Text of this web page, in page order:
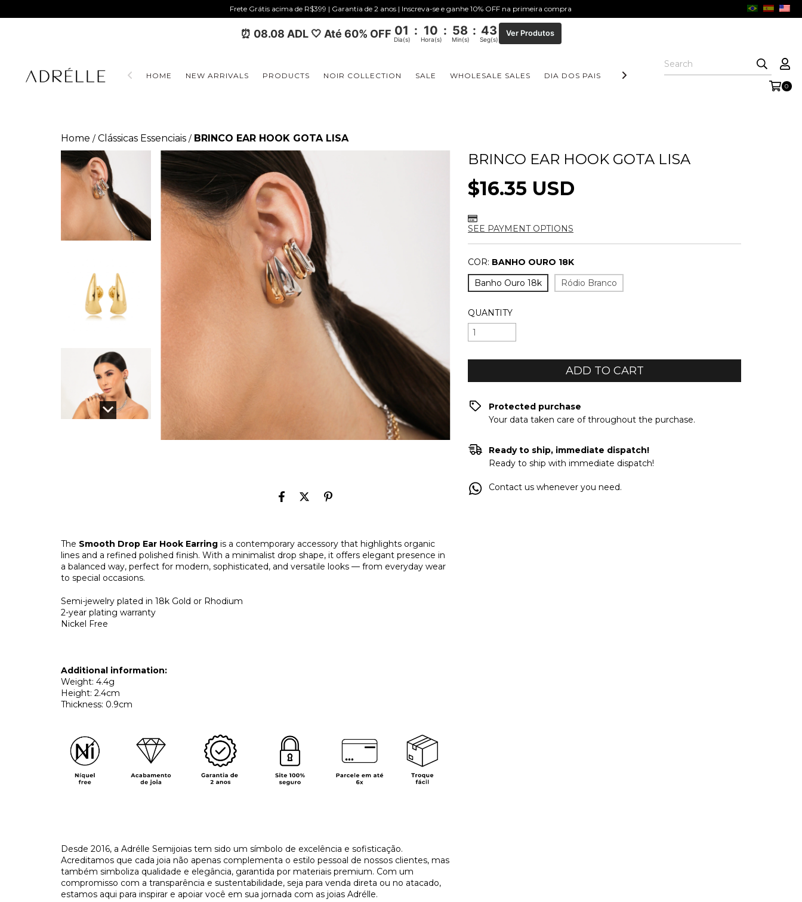
Frete Grátis acima de R$399 | Garantia de 2 anos | Inscreva-se e ganhe 10% OFF na primeira compra
⏰ 08.08 ADL 🤍 Até 60% OFF 01 : 10 : 58 : 43
Dia(s) Hora(s) Min(s) Seg(s)
Ver Produtos
HOME NEW ARRIVALS PRODUCTS NOIR COLLECTION SALE WHOLESALE SALES DIA DOS PAIS COLEÇÃO AURORA FORM COLLECTION
0
Home / Clássicas Essenciais / BRINCO EAR HOOK GOTA LISA
The Smooth Drop Ear Hook Earring is a contemporary accessory that highlights organic
lines and a refined polished finish. With a minimalist drop shape, it offers elegant presence in
a balanced way, perfect for modern, sophisticated, and versatile looks — from everyday wear
to special occasions.
Semi-jewelry plated in 18k Gold or Rhodium
2-year plating warranty
Nickel Free
Additional information:
Weight: 4.4g
Height: 2.4cm
Thickness: 0.9cm
​Desde 2016, a Adrélle Semijoias tem sido um símbolo de excelência e sofisticação.
Acreditamos que cada joia não apenas complementa o estilo pessoal de nossos clientes, mas
também simboliza qualidade e elegância, garantida por materiais premium. Com um
compromisso com a transparência e sustentabilidade, seja para venda direta ou no atacado,
estamos aqui para inspirar e apoiar você em sua jornada com as joias Adrélle.
BRINCO EAR HOOK GOTA LISA
$16.35 USD
SEE PAYMENT OPTIONS
COR: BANHO OURO 18K
Banho Ouro 18k
Ródio Branco
QUANTITY
Protected purchase
Your data taken care of throughout the purchase.
Ready to ship, immediate dispatch!
Ready to ship with immediate dispatch!
Contact us whenever you need.